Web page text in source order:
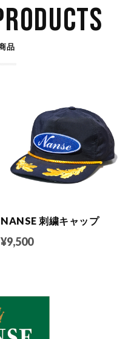
品
NANSE 刺繍キャップ
¥9,500